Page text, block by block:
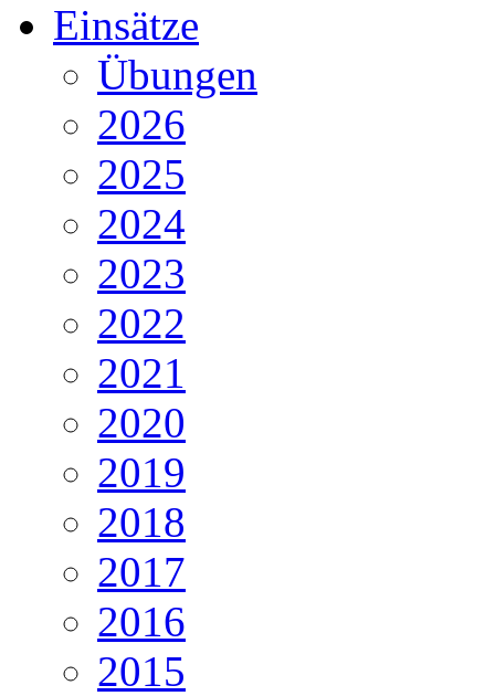
Einsätze
Übungen
2026
2025
2024
2023
2022
2021
2020
2019
2018
2017
2016
2015